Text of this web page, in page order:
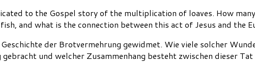
to the Gospel story of the multiplication of loaves. How
and what is the connection between this act of Jesus and the
der Brotvermehrung gewidmet. Wie viele solcher
und welcher Zusammenhang besteht zwischen dieser Tat